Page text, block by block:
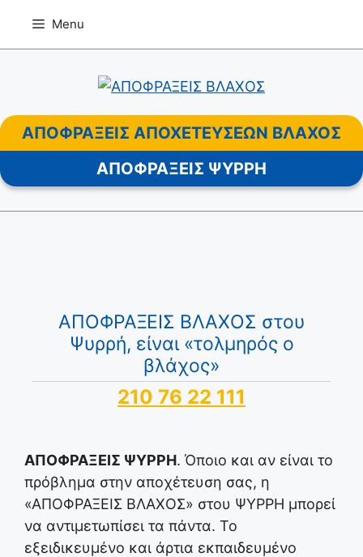
περιεχόμενο
Menu
ΑΠΟΦΡΑΞΕΙΣ ΑΠΟΧΕΤΕΥΣΕΩΝ ΒΛΑΧΟΣ
ΑΠΟΦΡΑΞΕΙΣ ΨΥΡΡΗ
ΑΠΟΦΡΑΞΕΙΣ ΒΛΑΧΟΣ στου
Ψυρρή, είναι «τολμηρός ο
βλάχος»
210 76 22 111
ΑΠΟΦΡΑΞΕΙΣ ΨΥΡΡΗ. Όποιο και αν είναι το
πρόβλημα στην αποχέτευση σας, η
«ΑΠΟΦΡΑΞΕΙΣ ΒΛΑΧΟΣ» στου ΨΥΡΡΗ μπορεί
να αντιμετωπίσει τα πάντα. Το
εξειδικευμένο και άρτια εκπαιδευμένο